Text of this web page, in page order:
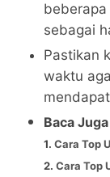
sebagai
Pastikan
waktu
Baca
1.Cara Top
2.Cara Top